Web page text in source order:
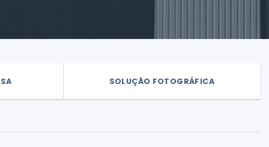
SOLUÇÃO FOTOGRÁFICA